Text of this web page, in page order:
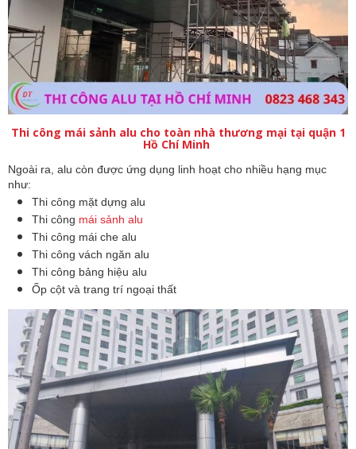
Thi công mái sảnh alu cho toàn nhà thương mại tại quận 1
Hồ Chí Minh
Ngoài ra, alu còn được ứng dụng linh hoạt cho nhiều hạng mục
như:
Thi công mặt dựng alu
Thi công mái sảnh alu
Thi công mái che alu
Thi công vách ngăn alu
Thi công bảng hiệu alu
Ốp cột và trang trí ngoại thất